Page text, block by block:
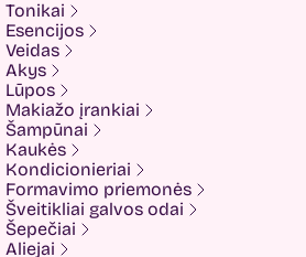
Ekseption
Elizavecca
ESFOLIO
ETUDE
Eyenlip
FaceFacts
Fariis
Fixderma
Fluff
Formal Bee
Fusion
Glow Hub
Tonikai
Esencijos
Veidas
Akys
Lūpos
Makiažo įrankiai
Šampūnai
Kaukės
Kondicionieriai
Formavimo priemonės
Šveitikliai galvos odai
Šepečiai
Aliejai